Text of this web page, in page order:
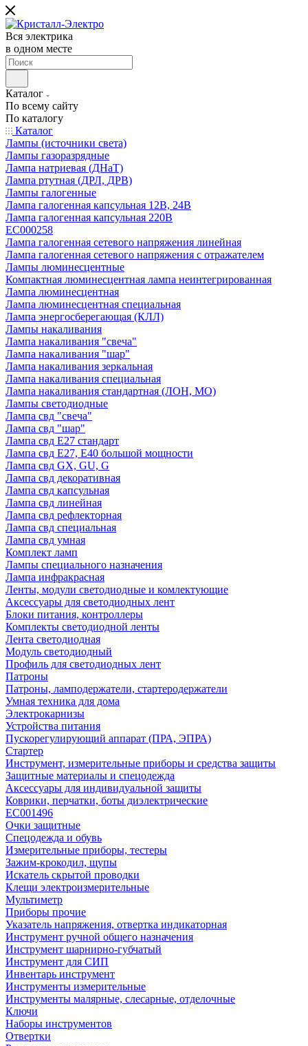
Вся электрика
в одном месте
Каталог
По всему сайту
По каталогу
Каталог
Лампы (источники света)
Лампы газоразрядные
Лампа натриевая (ДНаТ)
Лампа ртутная (ДРЛ, ДРВ)
Лампы галогенные
Лампа галогенная капсульная 12В, 24В
Лампа галогенная капсульная 220В
EC000258
Лампа галогенная сетевого напряжения линейная
Лампа галогенная сетевого напряжения с отражателем
Лампы люминесцентные
Компактная люминесцентная лампа неинтегрированная
Лампа люминесцентная
Лампа люминесцентная специальная
Лампа энергосберегающая (КЛЛ)
Лампы накаливания
Лампа накаливания "свеча"
Лампа накаливания "шар"
Лампа накаливания зеркальная
Лампа накаливания специальная
Лампа накаливания стандартная (ЛОН, МО)
Лампы светодиодные
Лампа свд "свеча"
Лампа свд "шар"
Лампа свд E27 стандарт
Лампа свд E27, Е40 большой мощности
Лампа свд GX, GU, G
Лампа свд декоративная
Лампа свд капсульная
Лампа свд линейная
Лампа свд рефлекторная
Лампа свд специальная
Лампа свд умная
Комплект ламп
Лампы специального назначения
Лампа инфракрасная
Ленты, модули светодиодные и комлектующие
Аксессуары для светодиодных лент
Блоки питания, контроллеры
Комплекты светодиодной ленты
Лента светодиодная
Модуль светодиодный
Профиль для светодиодных лент
Патроны
Патроны, ламподержатели, стартеродержатели
Умная техника для дома
Электрокарнизы
Устройства питания
Пускорегулирующий аппарат (ПРА, ЭПРА)
Стартер
Инструмент, измерительные приборы и средства защиты
Защитные материалы и спецодежда
Аксессуары для индивидуальной защиты
Коврики, перчатки, боты диэлектрические
EC001496
Очки защитные
Спецодежда и обувь
Измерительные приборы, тестеры
Зажим-крокодил, щупы
Искатель скрытой проводки
Клещи электроизмерительные
Мультиметр
Приборы прочие
Указатель напряжения, отвертка индикаторная
Инструмент ручной общего назначения
Инструмент шарнирно-губчатый
Инструмент для СИП
Инвентарь инструмент
Инструменты измерительные
Инструменты малярные, слесарные, отделочные
Ключи
Наборы инструментов
Отвертки